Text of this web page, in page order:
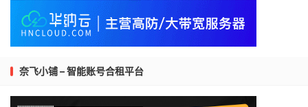
奈飞小铺 – 智能账号合租平台